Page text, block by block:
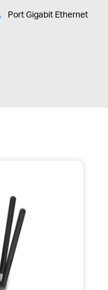
Port Gigabit Ethernet